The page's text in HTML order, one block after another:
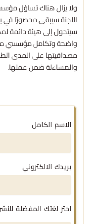
ولا يزال هناك تساؤل
اللجنة سيبقى محصورًا في
سيتحول إلى هيئة دائمة
واضحة وتكامل مؤسسي
مصداقيتها على المدى
والمساءلة ضمن عملها.
الاسم الكامل
بريدك الالكتروني
اختر لغتك المفضلة